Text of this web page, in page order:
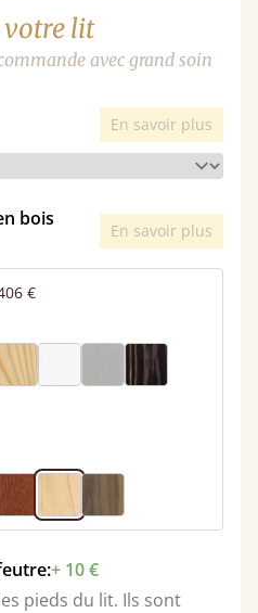
votre lit
avec grand soin
En savoir plus
bois
En savoir plus
€
+ 10 €
pieds du lit. Ils sont